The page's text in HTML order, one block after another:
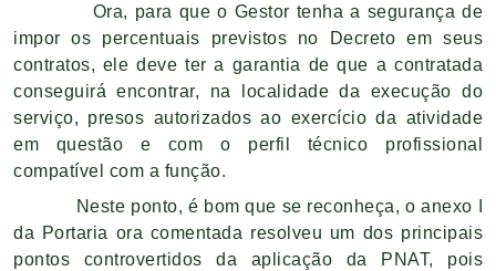
Ora, para que o Gestor tenha a segurança de
impor os percentuais previstos no Decreto em seus
contratos, ele deve ter a garantia de que a contratada
conseguirá encontrar, na localidade da execução do
serviço, presos autorizados ao exercício da atividade
em questão e com o perfil técnico profissional
compatível com a função.
Neste ponto, é bom que se reconheça, o anexo I
da Portaria ora comentada resolveu um dos principais
pontos controvertidos da aplicação da PNAT, pois